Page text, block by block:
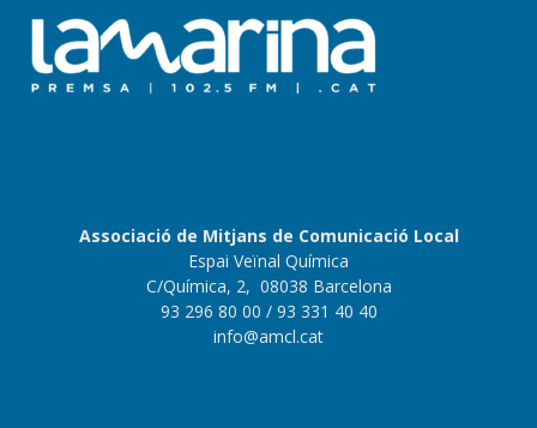
Associació de Mitjans de Comunicació Local
Espai Veïnal Química
C/Química, 2, 08038 Barcelona
93 296 80 00 / 93 331 40 40
info@amcl.cat